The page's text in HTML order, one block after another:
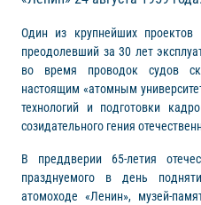
Один из крупнейших
преодолевший за 30 лет
во время проводок судов
настоящим «атомным
технологий и подготовки
созидательного гения
В преддверии 65-летия
празднуемого в день
атомоходе «Ленин», музей-